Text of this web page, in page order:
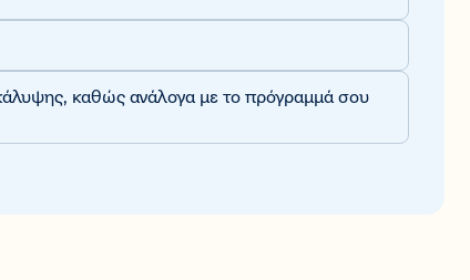
καθώς ανάλογα με το πρόγραμμά σου